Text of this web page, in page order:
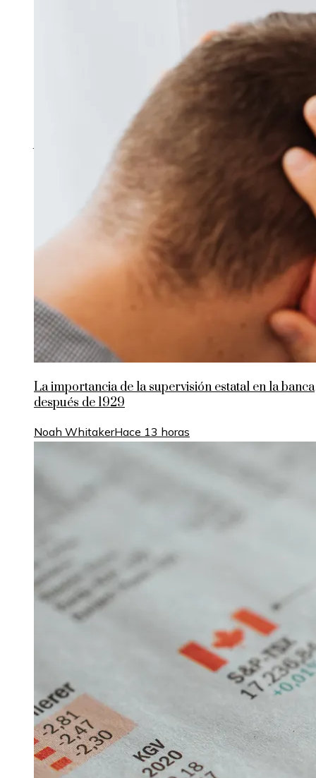
jueves, agosto 607:50:01
La importancia de la supervisión estatal en la banca
después de 1929
Noah WhitakerHace 13 horas